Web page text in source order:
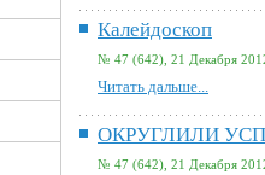
Калейдоскоп
№ 47 (642), 21 Декабря
Читать дальше...
ОКРУГЛИЛИ
№ 47 (642), 21 Декабря